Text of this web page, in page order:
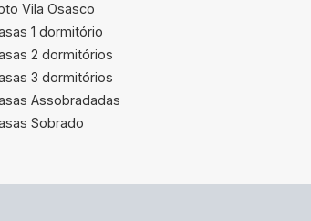
Vila Osasco
1 dormitório
2 dormitórios
3 dormitórios
Assobradadas
Sobrado